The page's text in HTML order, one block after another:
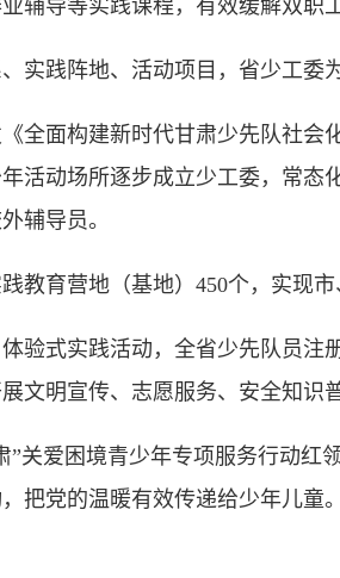
辅导等实践课程，有效缓解双职
践阵地、活动项目，省少工委为
面构建新时代甘肃少先队社会
活动场所逐步成立少工委，常态
辅导员。
育营地（基地）450个，实现市
式实践活动，全省少先队员注
文明宣传、志愿服务、安全知识
爱困境青少年专项服务行动红
把党的温暖有效传递给少年儿童。